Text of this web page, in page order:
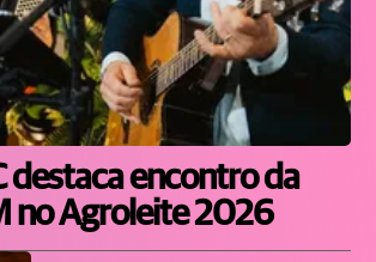
destaca encontro da
no Agroleite 2026